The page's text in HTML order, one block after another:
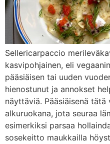
Sellericarpaccio
kasvipohjainen, eli
pääsiäisen tai uuden
hienostunut ja annokset
näyttäviä. Pääsiäisenä
alkuruokana, jota seuraa
esimerkiksi parsaa
sosekeitto maukkailla